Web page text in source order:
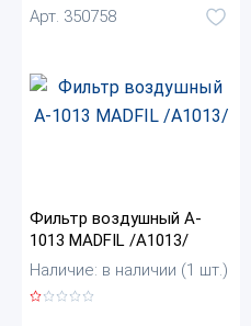
Арт. 350758
Фильтр воздушный A-
1013 MADFIL /A1013/
Наличие: в наличии (1 шт.)